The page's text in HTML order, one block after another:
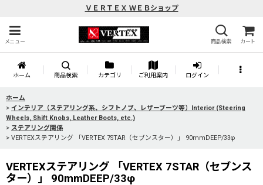
ＶＥＲＴＥＸ ＷＥＢショップ
メニュー 商品検索 カート
ホーム 商品検索 カテゴリ ご利用案内 ログイン
ホーム
> インテリア（ステアリング系、シフトノブ、レザーブーツ等）Interior (Steering
Wheels, Shift Knobs, Leather Boots, etc.)
> ステアリング関係
> VERTEXステアリング 「VERTEX 7STAR（セブンスター）」 90mmDEEP/33φ
VERTEXステアリング 「VERTEX 7STAR（セブンス
ター）」 90mmDEEP/33φ